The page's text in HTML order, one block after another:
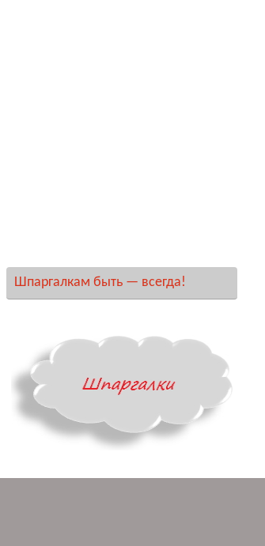
Шпаргалкам быть — всегда!